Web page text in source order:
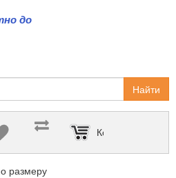
до
Найти
Корзина пуста
размеру